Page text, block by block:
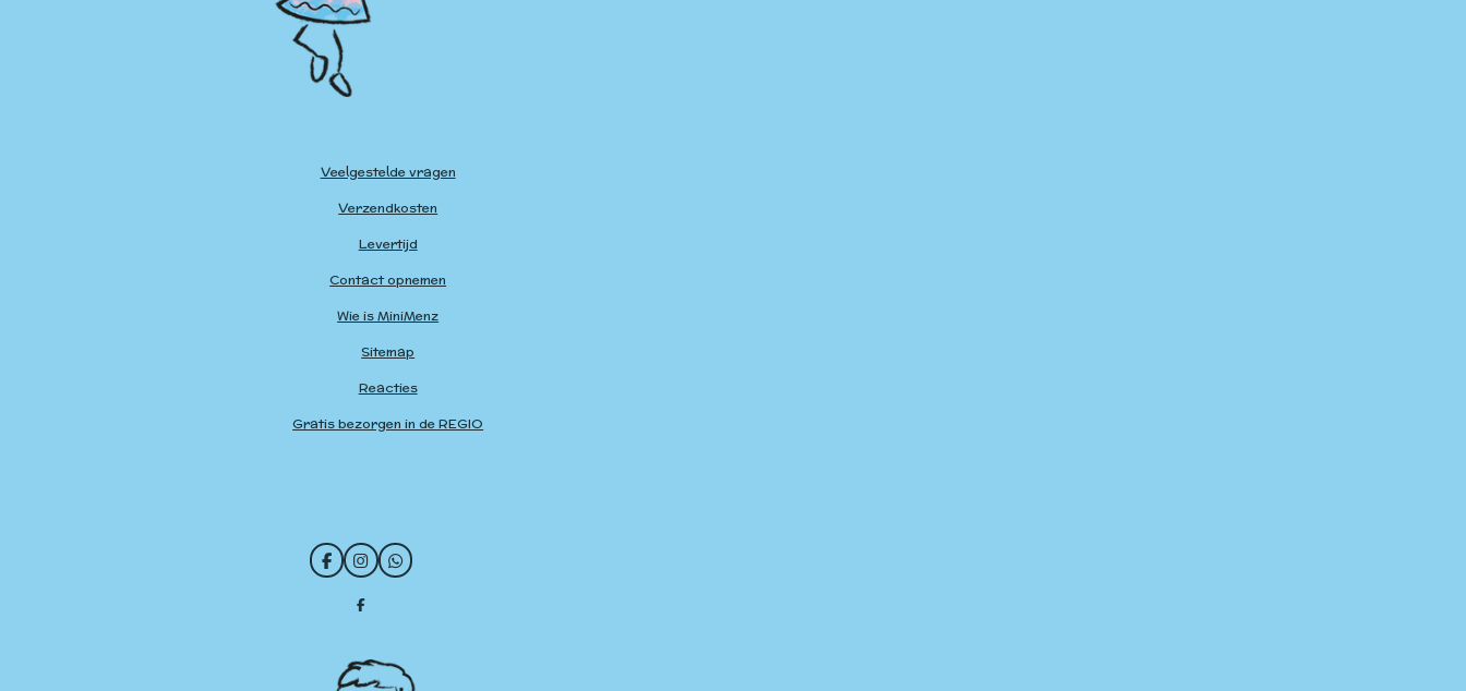
Veelgestelde vragen
Verzendkosten
Levertijd
Contact opnemen
Wie is MiniMenz
Sitemap
Reacties
Gratis bezorgen in de REGIO
F
a
I
n
s
t
r
a
W
h
p
D
n